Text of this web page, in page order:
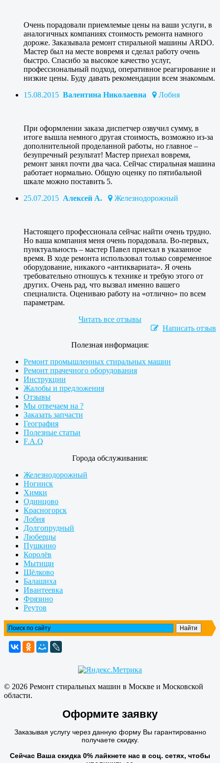
Очень порадовали приемлемые цены на ваши услуги, в
аналогичных компаниях стоимость ремонта намного
дороже. Заказывала ремонт стиральной машины ARDO.
Мастер был на месте вовремя и сделал работу очень
быстро. Спасибо за высокое качество услуг,
профессиональный подход, оперативное реагирование и
низкие цены. Буду давать рекомендации всем знакомым.
15.08.2015 Валентина Николаевна Лобня
При оформлении заказа диспетчер озвучил сумму, в
итоге вышла немного другая стоимость, возможно из-за
дополнительной проделанной работы, но главное –
безупречный результат! Мастер приехал вовремя,
ремонт занял почти два часа. Сейчас стиральная машина
работает нормально. Общую оценку по пятибальной
шкале можно поставить 5.
25.07.2015 Алексей А. Железнодорожный
Настоящего профессионала сейчас найти очень трудно.
Но ваша компания меня очень порадовала. Во-первых,
пунктуальность – мастер Павел приехал в указанное
время. В ходе ремонта использовал только современное
оборудование, никакого «антиквариата». Я очень
требовательно отношусь к технике и требую этого от
других. Очень рад, что вызвал именно вашего
специалиста. Оцениваю работу на «отлично» по всем
параметрам.
Читать все отзывы
Написать отзыв
Полезная информация:
Ремонт промышленных стиральных машин
Ремонт прачечного оборудования
Инструкции
Жалобы и предложения
Отзывы
Мы отвечаем на ?
Заказать запчасти
География
Полезные статьи
F.A.Q
Города обслуживания:
Железнодорожный
Ногинск
Химки
Одинцово
Красногорск
Лобня
Долгопрудный
Люберцы
Пушкино
Королёв
Мытищи
Щёлково
Балашиха
Ивантеевка
Фрязино
Реутов
© 2026 Ремонт стиральных машин в Москве и Московской
области.
Оформите заявку
Заказывая услугу через данную форму Вы гарантированно
получаете скидку.
Сейчас Ваша скидка 0% лайкнете нас в соц. сетях, чтобы